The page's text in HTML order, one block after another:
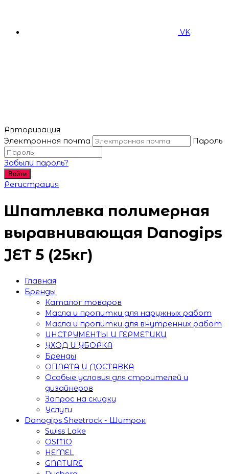
VK
Авторизация
Электронная почта
Пароль
Забыли пароль?
Войти
Регистрация
Шпатлевка полимерная
выравнивающая Danogips
JET 5 (25кг)
Главная
Бренды
Каталог товаров
Масла и пропитки для наружных работ
Масла и пропитки для внутренних работ
ИНСТРУМЕНТЫ И ГЕРМЕТИКИ
УХОД И УБОРКА
Бренды
ОПЛАТА И ДОСТАВКА
Особые условия для строителей и
дизайнеров
Запрос на скидку
Услуги
Danogips Sheetrock - Шитрок
Swiss Lake
OSMO
HEMEL
GNATURE